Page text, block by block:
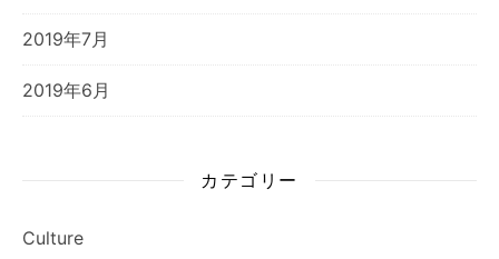
2019年7月
2019年6月
カテゴリー
Culture